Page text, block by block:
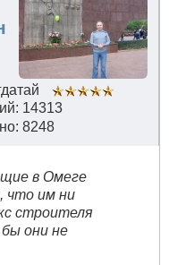
14313
8248
в Омеге
что им ни
строителя
они не